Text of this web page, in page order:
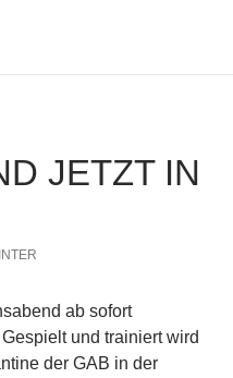
JETZT IN
ab sofort
und trainiert wird
der GAB in der